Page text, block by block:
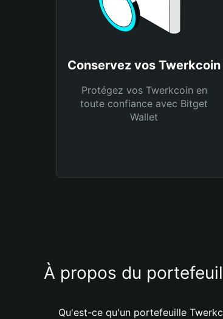
Conservez vos Twerkcoin
Protégez vos Twerkcoin en
toute confiance avec Bitget
Wallet
À propos du
Qu'est-ce qu'un portefeuille